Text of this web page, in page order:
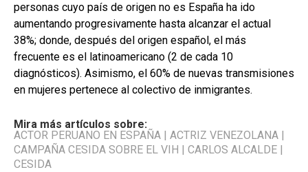
personas cuyo país de origen no es España ha ido
aumentando progresivamente hasta alcanzar el actual
38%; donde, después del origen español, el más
frecuente es el latinoamericano (2 de cada 10
diagnósticos). Asimismo, el 60% de nuevas transmisiones
en mujeres pertenece al colectivo de inmigrantes.
Mira más artículos sobre:
ACTOR PERUANO EN ESPAÑA
ACTRIZ VENEZOLANA
CAMPAÑA CESIDA SOBRE EL VIH
CARLOS ALCALDE
CESIDA